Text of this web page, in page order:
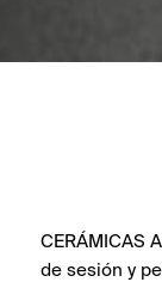
CERÁMICAS
de sesión y